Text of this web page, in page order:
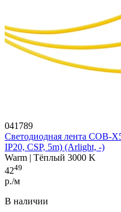
041789
Светодиодная лента COB-
IP20, CSP, 5m) (Arlight, -)
Warm | Тёплый 3000 K
4249
р./м
В наличии